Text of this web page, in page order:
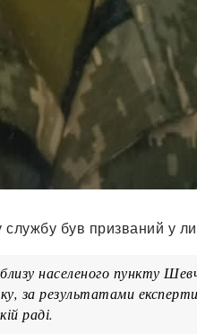
був призваний у
населеного пункту
за результатами
раді.